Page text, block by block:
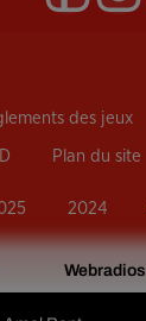
Webradios
des jeux
Plan du site
2024